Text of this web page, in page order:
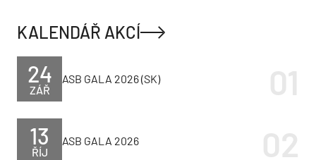
KALENDÁŘ AKCÍ
ZÁŘ
24 ASB GALA 2026 (SK)
ŘÍJ
13 ASB GALA 2026